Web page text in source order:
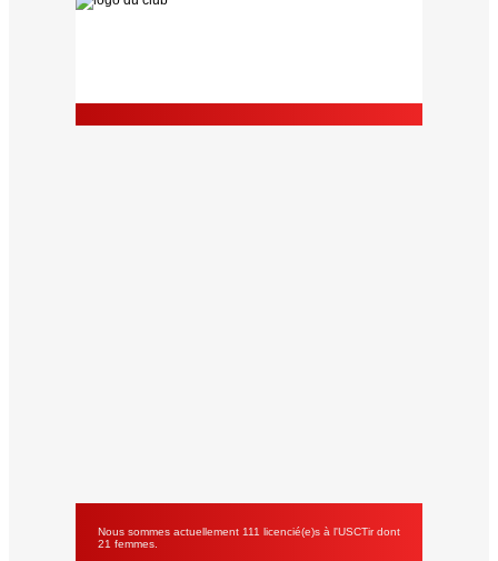
Nous sommes actuellement 111 licencié(e)s à l'USCTir dont
21 femmes.